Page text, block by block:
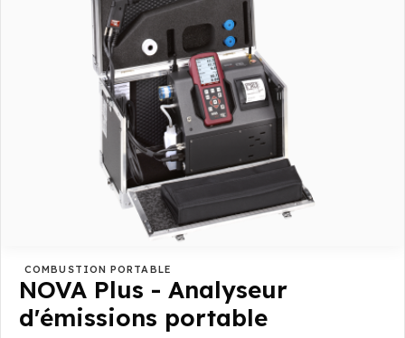
COMBUSTION PORTABLE
NOVA Plus - Analyseur
d'émissions portable